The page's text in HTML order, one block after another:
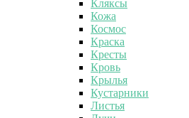
Кляксы
Кожа
Космос
Краска
Кресты
Кровь
Крылья
Кустарники
Листья